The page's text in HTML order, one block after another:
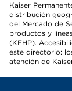
Kaiser
distribución
del Mercado de
productos y
(KFHP).
este directorio:
atención de